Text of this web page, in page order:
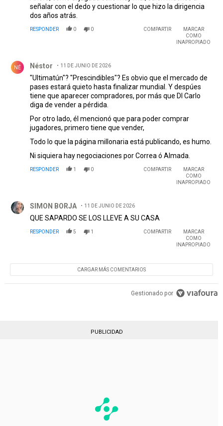
señalar con el dedo y cuestionar lo que hizo la dirigencia
dos años atrás.
RESPONDER 0 0 COMPARTIR
MARCAR
COMO
INAPROPIADO
NÉ Néstor 11 DE JUNIO DE 2026
"Ultimatún"? "Prescindibles"? Es obvio que el mercado de
pases estará quieto hasta finalizar mundial. Y despúes
tiene que aparecer compradores, por más que DI Carlo
diga de vender a pérdida.
Por otro lado, él mencionó que para poder comprar
jugadores, primero tiene que vender,
Todo lo que la página millonaria está publicando, es humo.
Ni siquiera hay negociaciones por Correa ó Almada.
RESPONDER 1 0 COMPARTIR
MARCAR
COMO
INAPROPIADO
SIMON BORJA 11 DE JUNIO DE 2026
QUE SAPARDO SE LOS LLEVE A SU CASA
RESPONDER 5 1 COMPARTIR
MARCAR
COMO
INAPROPIADO
CARGAR MÁS COMENTARIOS
Gestionado por
PUBLICIDAD